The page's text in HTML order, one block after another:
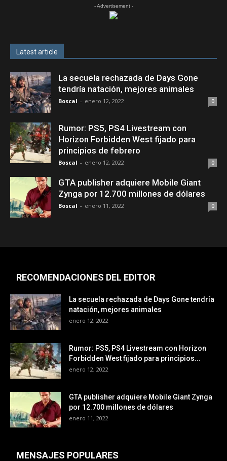
- Advertisement -
Latest article
La secuela rechazada de Days Gone
tendría natación, mejores animales
Boscal - enero 12, 2022 0
Rumor: PS5, PS4 Livestream con
Horizon Forbidden West fijado para
principios de febrero
Boscal - enero 12, 2022 0
GTA publisher adquiere Mobile Giant
Zynga por 12.700 millones de dólares
Boscal - enero 11, 2022 0
RECOMENDACIONES DEL EDITOR
La secuela rechazada de Days Gone tendría
natación, mejores animales
enero 12, 2022
Rumor: PS5, PS4 Livestream con Horizon
Forbidden West fijado para principios...
enero 12, 2022
GTA publisher adquiere Mobile Giant Zynga
por 12.700 millones de dólares
enero 11, 2022
MENSAJES POPULARES